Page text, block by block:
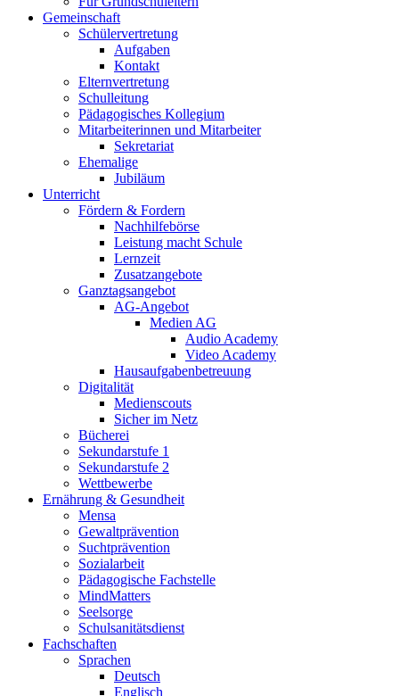
Gemeinschaft
Schülervertretung
Aufgaben
Kontakt
Elternvertretung
Schulleitung
Pädagogisches Kollegium
Mitarbeiterinnen und Mitarbeiter
Sekretariat
Ehemalige
Jubiläum
Unterricht
Fördern & Fordern
Nachhilfebörse
Leistung macht Schule
Lernzeit
Zusatzangebote
Ganztagsangebot
AG-Angebot
Medien AG
Audio Academy
Video Academy
Hausaufgabenbetreuung
Digitalität
Medienscouts
Sicher im Netz
Bücherei
Sekundarstufe 1
Sekundarstufe 2
Wettbewerbe
Ernährung & Gesundheit
Mensa
Gewaltprävention
Suchtprävention
Sozialarbeit
Pädagogische Fachstelle
MindMatters
Seelsorge
Schulsanitätsdienst
Fachschaften
Sprachen
Deutsch
Englisch